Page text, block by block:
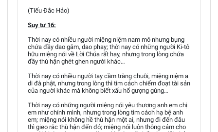
(Tiếu Đắc Hảo)
Suy tư 16:
Thời nay có nhiều người miệng niệm nam mô nhưng bụng
chứa đầy dao găm, dao phay; thời nay có những người Ki-tô
hữu miệng nói về Lời Chúa rất hay, nhưng trong lòng chứa
đầy thù hận ghét ghen người khác…
Thời nay có nhiều người tay cầm tràng chuỗi, miệng niệm a
di đà phật, nhưng trong lòng thì tìm cách chiếm đoạt tài sản
của người khác mà không biết xấu hổ gượng gùng…
Thời nay có những người miệng nói yêu thương anh em chị
em như chính mình, nhưng trong lòng tìm cách hạ bệ anh
em; miệng nói không hề thù hận một ai, nhưng đi đến đâu
thì gieo rắc thù hận đến đó; miệng nói luôn thông cảm cho